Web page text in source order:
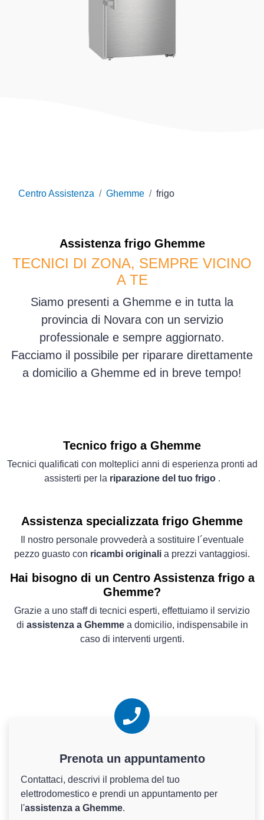
Centro Assistenza Ghemme frigo
Assistenza frigoGhemme
TECNICI DI ZONA, SEMPRE VICINO
A TE
Siamo presenti a Ghemme e in tutta la
provincia di Novara con un servizio
professionale e sempre aggiornato.
Facciamo il possibile per riparare direttamente
a domicilio a Ghemme ed in breve tempo!
Tecnico frigo a Ghemme
Tecnici qualificati con molteplici anni di esperienza pronti ad
assisterti per la riparazione del tuo frigo .
Assistenza specializzata frigo Ghemme
Il nostro personale provvederà a sostituire l´eventuale
pezzo guasto con ricambi originali a prezzi vantaggiosi.
Hai bisogno di un Centro Assistenza frigo a
Ghemme?
Grazie a uno staff di tecnici esperti, effettuiamo il servizio
di assistenza a Ghemmea domicilio, indispensabile in
caso di interventi urgenti.
Prenota un appuntamento
Contattaci, descrivi il problema del tuo
elettrodomestico e prendi un appuntamento per
l'assistenza a Ghemme.